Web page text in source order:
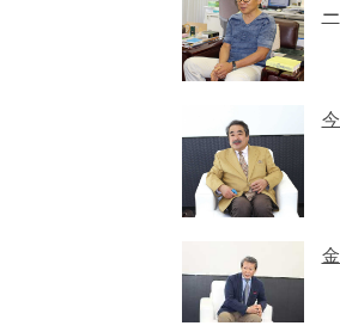
ー